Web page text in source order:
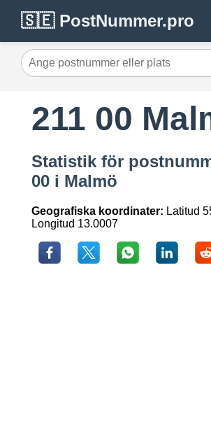
🇸🇪 PostNummer.pro
211 00
Statistik för
00 i Malmö
Geografiska koordinater: Latitud
Longitud 13.0007